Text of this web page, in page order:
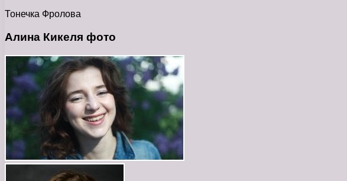
Тонечка Фролова
Алина Кикеля фото